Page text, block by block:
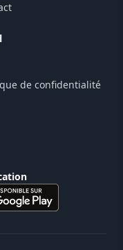
de confidentialité